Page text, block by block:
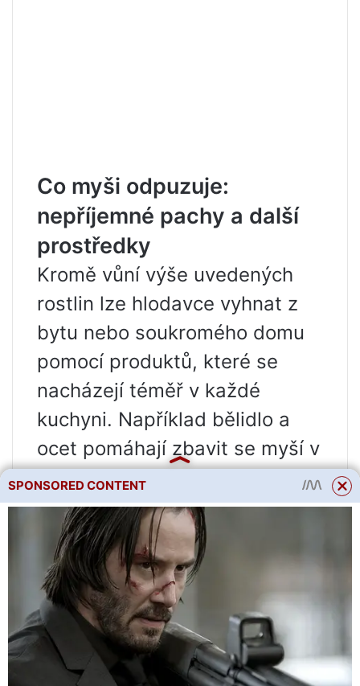
Co myši odpuzuje:
nepříjemné pachy a další
prostředky
Kromě vůní výše uvedených
rostlin lze hlodavce vyhnat z
bytu nebo soukromého domu
pomocí produktů, které se
nacházejí téměř v každé
kuchyni. Například bělidlo a
ocet pomáhají zbavit se myší v
soukromém domě.
Obě látky mají silný, zřetelný
zápach, který pomáhá
odpuzovat malá zvířata. Ale
abychom jednou provždy
odstranili myši z dachy, aniž
bychom je zabili, jsou
zapotřebí jiné metody. Mezi
SPONSORED CONTENT